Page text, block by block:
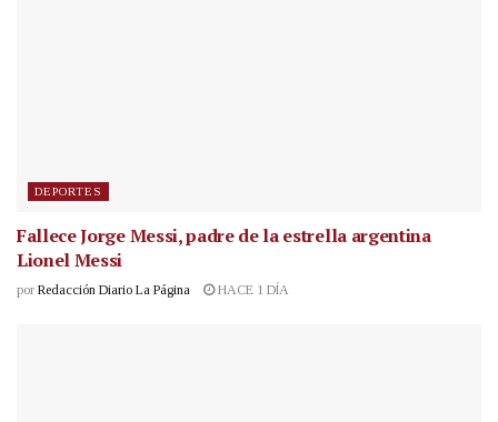
DEPORTES
Fallece Jorge Messi, padre de la estrella argentina
Lionel Messi
por Redacción Diario La Página HACE 1 DÍA